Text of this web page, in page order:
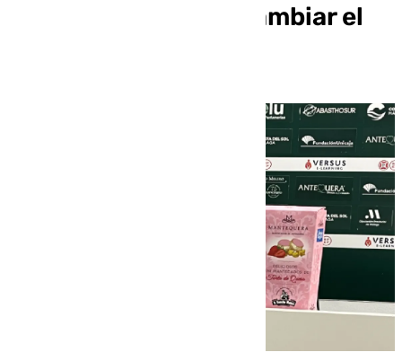
ganar y eso no va a cambiar el